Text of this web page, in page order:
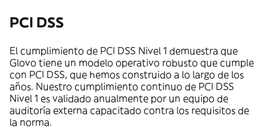
PCI DSS
El cumplimiento de PCI DSS Nivel 1 demuestra que
Glovo tiene un modelo operativo robusto que cumple
con PCI DSS, que hemos construido a lo largo de los
años. Nuestro cumplimiento continuo de PCI DSS
Nivel 1 es validado anualmente por un equipo de
auditoría externa capacitado contra los requisitos de
la norma.